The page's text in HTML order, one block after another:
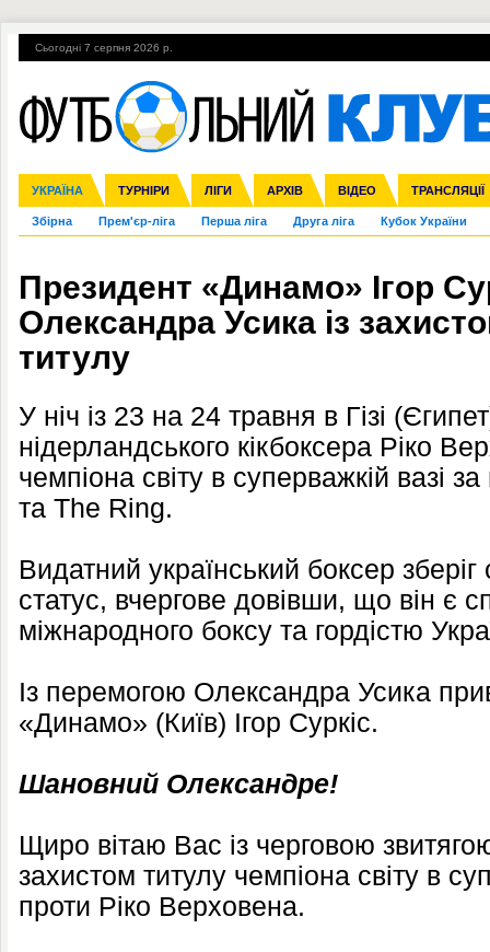
Сьогодні 7 серпня 2026 р.
УКРАЇНА ТУРНІРИ ЛІГИ АРХІВ ВІДЕО ТРАНСЛЯЦІЇ
Збірна Прем'єр-ліга Перша ліга Друга ліга Кубок України
Ліга чемпіонів Ліга Європи Міжнародні Ліга націй Ліга
Англія Іспанія Італія Німеччина Франція Інші
ЧС-2014 ЄВРО-2016 Росія Кубок конфедерацій ЧЄ-2015 (U-
Гарячі теми УПЛ, 1-й тур ВІЙНА УПЛ-ПЕРЕХОДИ
Президент «Динамо» Ігор
Олександра Усика із
титулу
У ніч із 23 на 24 травня в Гізі
нідерландського кікбоксера Ріко
чемпіона світу в суперважкій вазі
та The Ring.
Видатний український боксер
статус, вчергове довівши, що він є
міжнародного боксу та гордістю
Із перемогою Олександра Усика
«Динамо» (Київ) Ігор Суркіс.
Шановний Олександре!
Щиро вітаю Вас із черговою
захистом титулу чемпіона світу в
проти Ріко Верховена.